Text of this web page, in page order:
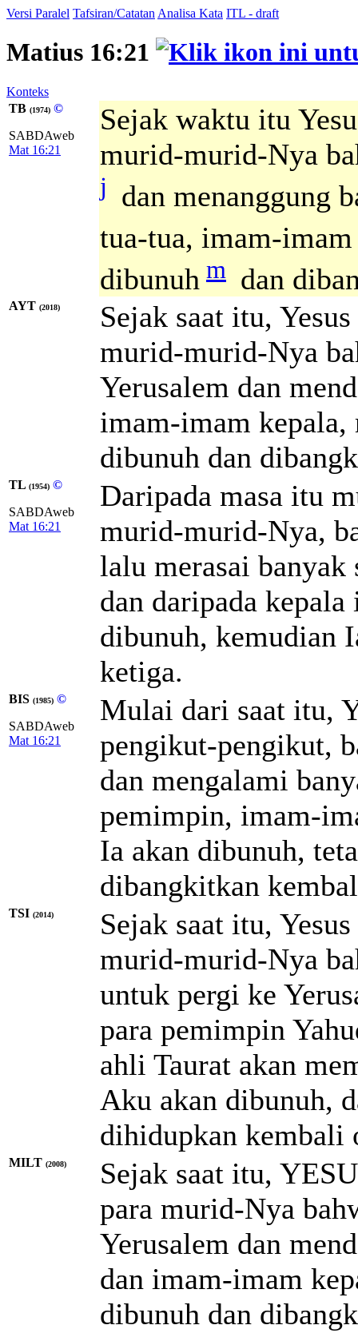
Versi Paralel Tafsiran/Catatan Analisa Kata ITL - draft
Matius 16:21
Konteks
TB (1974) ©
SABDAweb
Mat 16:21
Sejak waktu itu
murid-murid-Nya
j
dan menanggung
tua-tua, imam-
dibunuh m dan
AYT (2018)
Sejak saat itu,
murid-murid-Nya
Yerusalem dan
imam-imam
dibunuh dan
TL (1954) ©
SABDAweb
Mat 16:21
Daripada masa itu
murid-murid-Nya,
lalu merasai banyak
dan daripada
dibunuh, kemudian
ketiga.
BIS (1985) ©
SABDAweb
Mat 16:21
Mulai dari saat itu,
pengikut-pengikut,
dan mengalami
pemimpin, imam-
Ia akan dibunuh,
dibangkitkan
TSI (2014)
Sejak saat itu,
murid-murid-Nya
untuk pergi ke
para pemimpin
ahli Taurat akan
Aku akan dibunuh,
dihidupkan kembali
MILT (2008)
Sejak saat itu,
para murid-Nya
Yerusalem dan
dan imam-imam
dibunuh dan